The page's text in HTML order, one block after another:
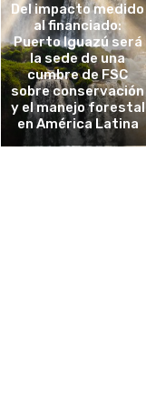
Del impacto medido
al financiado:
Puerto Iguazú será
la sede de una
cumbre de FSC
sobre conservación
y el manejo forestal
en América Latina